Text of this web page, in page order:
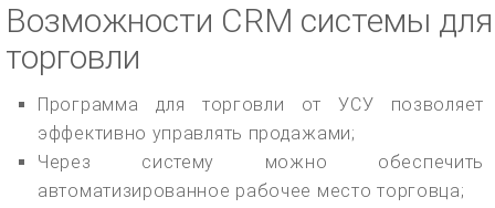
Возможности CRM системы для
торговли
Программа для торговли от УСУ позволяет
эффективно управлять продажами;
Через систему можно обеспечить
автоматизированное рабочее место торговца;